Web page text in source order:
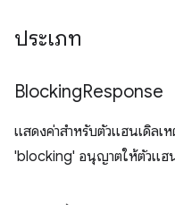
ประเภท
BlockingResponse
แสดงค่าสําหรับตัวแฮนเดิล
'blocking' อนุญาตให้ตัวแฮน